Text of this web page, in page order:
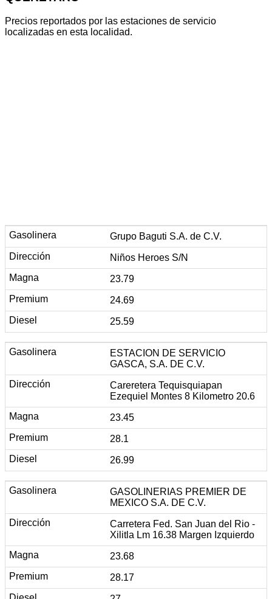
Precios reportados por las estaciones de servicio
localizadas en esta localidad.
Grupo Baguti S.A. de C.V.
Niños Heroes S/N
23.79
24.69
25.59
ESTACION DE SERVICIO
GASCA, S.A. DE C.V.
Careretera Tequisquiapan
Ezequiel Montes 8 Kilometro 20.6
23.45
28.1
26.99
GASOLINERIAS PREMIER DE
MEXICO S.A. DE C.V.
Carretera Fed. San Juan del Rio -
Xilitla Lm 16.38 Margen Izquierdo
23.68
28.17